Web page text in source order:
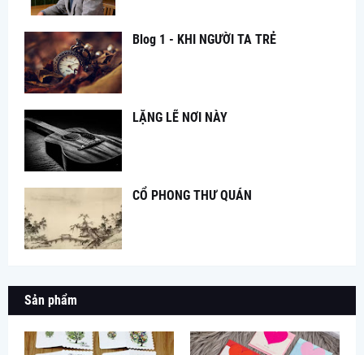
Blog 1 - KHI NGƯỜI TA TRẺ
LẶNG LẼ NƠI NÀY
CỔ PHONG THƯ QUÁN
Sản phẩm